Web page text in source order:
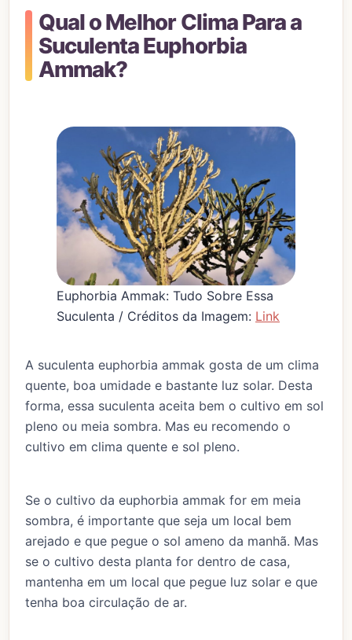
Qual o Melhor Clima Para a
Suculenta Euphorbia
Ammak?
Euphorbia Ammak: Tudo Sobre Essa
Suculenta / Créditos da Imagem: Link
A suculenta euphorbia ammak gosta de um clima
quente, boa umidade e bastante luz solar. Desta
forma, essa suculenta aceita bem o cultivo em sol
pleno ou meia sombra. Mas eu recomendo o
cultivo em clima quente e sol pleno.
Se o cultivo da euphorbia ammak for em meia
sombra, é importante que seja um local bem
arejado e que pegue o sol ameno da manhã. Mas
se o cultivo desta planta for dentro de casa,
mantenha em um local que pegue luz solar e que
tenha boa circulação de ar.